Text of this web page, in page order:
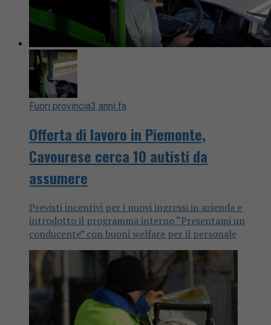
Fuori provincia3 anni fa
Offerta di lavoro in Piemonte,
Cavourese cerca 10 autisti da
assumere
Previsti incentivi per i nuovi ingressi in azienda e
introdotto il programma interno “Presentami un
conducente” con buoni welfare per il personale